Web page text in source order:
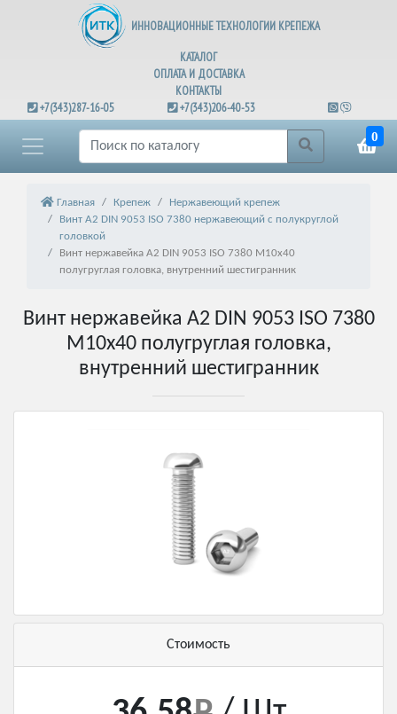
ИННОВАЦИОННЫЕ ТЕХНОЛОГИИ КРЕПЕЖА
КАТАЛОГ
ОПЛАТА И ДОСТАВКА
КОНТАКТЫ
+7(343)287-16-05
+7(343)206-40-53
0
Главная Крепеж
Нержавеющий крепеж
Винт А2 DIN 9053 ISO 7380 нержавеющий с полукруглой
головкой
Винт нержавейка А2 DIN 9053 ISO 7380 М10х40
полугруглая головка, внутренний шестигранник
Винт нержавейка А2 DIN 9053 ISO 7380
М10х40 полугруглая головка,
внутренний шестигранник
Стоимость